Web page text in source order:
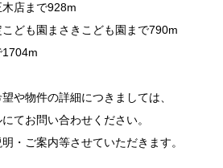
店まで928m
ども園まさきこども園まで790m
や物件の詳細につきましては、
てお問い合わせください。
・ご案内等させていただきます。